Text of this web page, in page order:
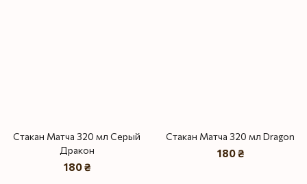
Стакан Матча 320 мл Серый
Дракон
180 ₴
Стакан Матча 320 мл Dragon
180 ₴